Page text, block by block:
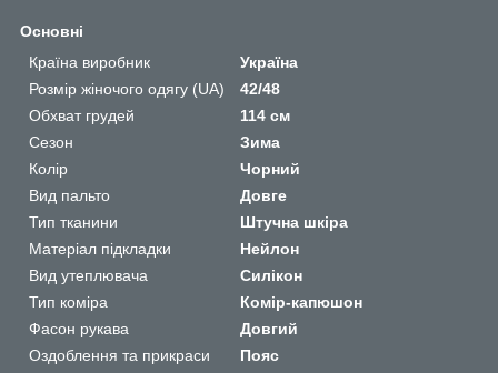
Основні
Країна виробник
Україна
Розмір жіночого одягу (UA)
42/48
Обхват грудей
114 см
Сезон
Зима
Колір
Чорний
Вид пальто
Довге
Тип тканини
Штучна шкіра
Матеріал підкладки
Нейлон
Вид утеплювача
Силікон
Тип коміра
Комір-капюшон
Фасон рукава
Довгий
Оздоблення та прикраси
Пояс